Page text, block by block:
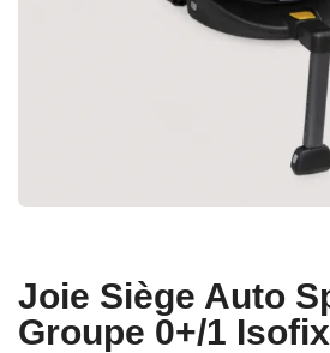
Joie Siège Auto
Groupe 0+/1 Isofix